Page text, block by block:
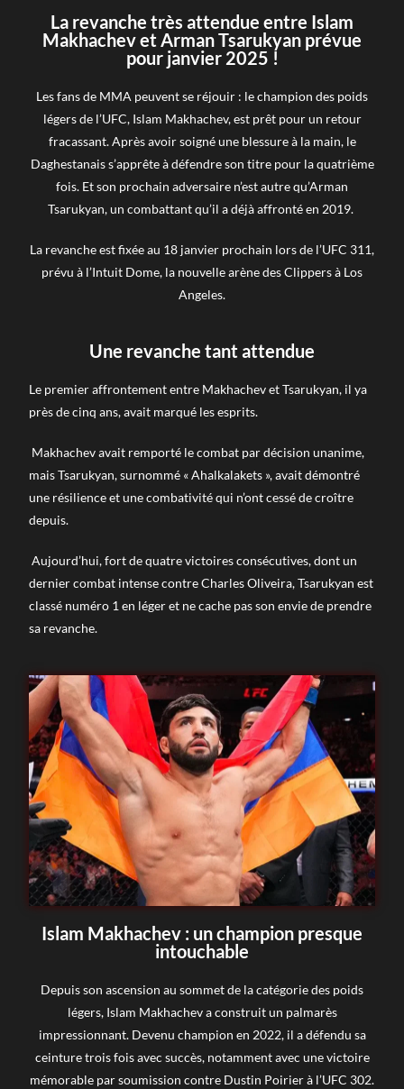
La revanche très attendue entre Islam
Makhachev et Arman Tsarukyan prévue
pour janvier 2025 !
Les fans de MMA peuvent se réjouir : le champion des poids
légers de l’UFC, Islam Makhachev, est prêt pour un retour
fracassant. Après avoir soigné une blessure à la main, le
Daghestanais s’apprête à défendre son titre pour la quatrième
fois. Et son prochain adversaire n’est autre qu’Arman
Tsarukyan, un combattant qu’il a déjà affronté en 2019.
La revanche est fixée au 18 janvier prochain lors de l’UFC 311,
prévu à l’Intuit Dome, la nouvelle arène des Clippers à Los
Angeles.
Une revanche tant attendue
Le premier affrontement entre Makhachev et Tsarukyan, il ya
près de cinq ans, avait marqué les esprits.
Makhachev avait remporté le combat par décision unanime,
mais Tsarukyan, surnommé « Ahalkalakets », avait démontré
une résilience et une combativité qui n’ont cessé de croître
depuis.
Aujourd’hui, fort de quatre victoires consécutives, dont un
dernier combat intense contre Charles Oliveira, Tsarukyan est
classé numéro 1 en léger et ne cache pas son envie de prendre
sa revanche.
Islam Makhachev : un champion presque
intouchable
Depuis son ascension au sommet de la catégorie des poids
légers, Islam Makhachev a construit un palmarès
impressionnant. Devenu champion en 2022, il a défendu sa
ceinture trois fois avec succès, notamment avec une victoire
mémorable par soumission contre Dustin Poirier à l’UFC 302.